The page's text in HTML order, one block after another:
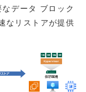
データ ブロック
なリストアが提供